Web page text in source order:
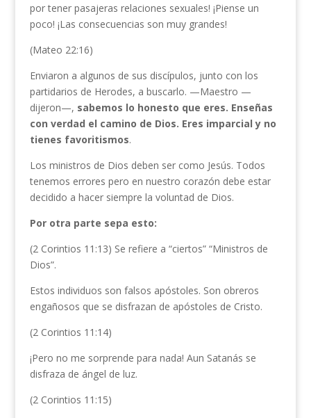
por tener pasajeras relaciones sexuales! ¡Piense un
poco! ¡Las consecuencias son muy grandes!
(Mateo 22:16)
Enviaron a algunos de sus discípulos, junto con los
partidarios de Herodes, a buscarlo. —Maestro —
dijeron—, sabemos lo honesto que eres. Enseñas
con verdad el camino de Dios. Eres imparcial y no
tienes favoritismos.
Los ministros de Dios deben ser como Jesús. Todos
tenemos errores pero en nuestro corazón debe estar
decidido a hacer siempre la voluntad de Dios.
Por otra parte sepa esto:
(2 Corintios 11:13) Se refiere a “ciertos” “Ministros de
Dios”.
Estos individuos son falsos apóstoles. Son obreros
engañosos que se disfrazan de apóstoles de Cristo.
(2 Corintios 11:14)
¡Pero no me sorprende para nada! Aun Satanás se
disfraza de ángel de luz.
(2 Corintios 11:15)